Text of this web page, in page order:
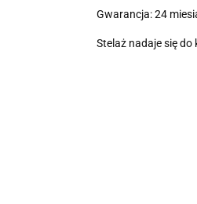
Gwarancja: 24
Stelaż nadaje się